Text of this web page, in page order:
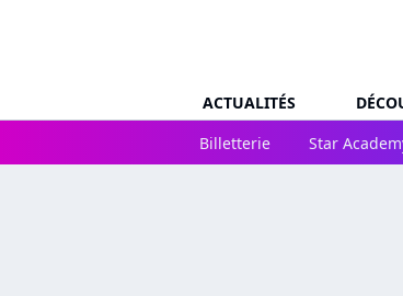
ACTUALITÉS
Billetterie
Star